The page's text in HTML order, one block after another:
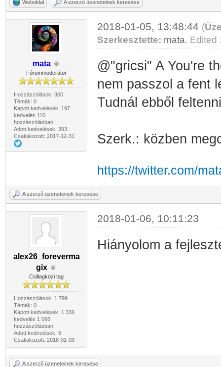
Weboldal A szerző üzeneteinek keresése
mata
Fórummoderátor
Hozzászólások: 360
Témák: 0
Kapott kedvelések: 197
kedvelés 110
hozzászólásban
Adott kedvelések: 393
Csatlakozott: 2017-12-31
2018-01-05, 13:48:44 (
Szerkesztette: mata. Edited
@"gricsi" A You're
nem passzol a fent
Tudnál ebből
Szerk.: közben
https://twitter.com/
A szerző üzeneteinek keresése
alex26_foreverma
gix
Csillagközi tag
Hozzászólások: 1 799
Témák: 0
Kapott kedvelések: 1 336
kedvelés 1 066
hozzászólásban
Adott kedvelések: 6
Csatlakozott: 2018-01-03
2018-01-06, 10:11:23
Hiányolom a
A szerző üzeneteinek keresése